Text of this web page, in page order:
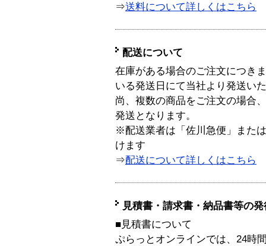
⇒送料について詳しくはこちら
配送について
在庫がある場合のご注文につき
いる発送日にて当社より発送い
尚、複数の商品をご注文の場合
発送となります。
※配送業者は「佐川急便」また
けます
⇒配送について詳しくはこちら
見積書・請求書・納品書等の
■見積書について
ぷらっとオンラインでは、24時